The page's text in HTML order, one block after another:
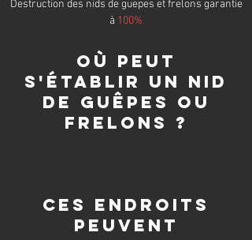
Destruction des nids de guepes et frelons garantie
à 100%
Où peut
s'établir un nid
de guêpes ou
frelons ?
Ces endroits
peuvent